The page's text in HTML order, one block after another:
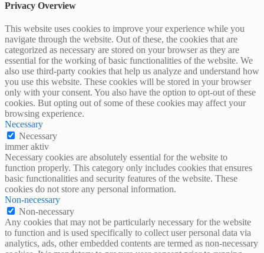
Privacy Overview
This website uses cookies to improve your experience while you
navigate through the website. Out of these, the cookies that are
categorized as necessary are stored on your browser as they are
essential for the working of basic functionalities of the website. We
also use third-party cookies that help us analyze and understand how
you use this website. These cookies will be stored in your browser
only with your consent. You also have the option to opt-out of these
cookies. But opting out of some of these cookies may affect your
browsing experience.
Necessary
Necessary
immer aktiv
Necessary cookies are absolutely essential for the website to
function properly. This category only includes cookies that ensures
basic functionalities and security features of the website. These
cookies do not store any personal information.
Non-necessary
Non-necessary
Any cookies that may not be particularly necessary for the website
to function and is used specifically to collect user personal data via
analytics, ads, other embedded contents are termed as non-necessary